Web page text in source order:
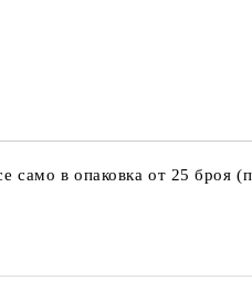
в опаковка от 25 броя